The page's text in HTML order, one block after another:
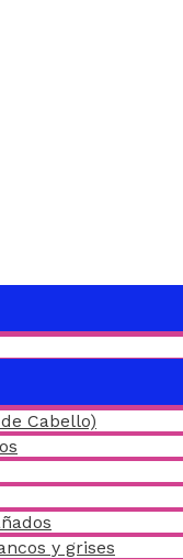
Cabello)
y grises